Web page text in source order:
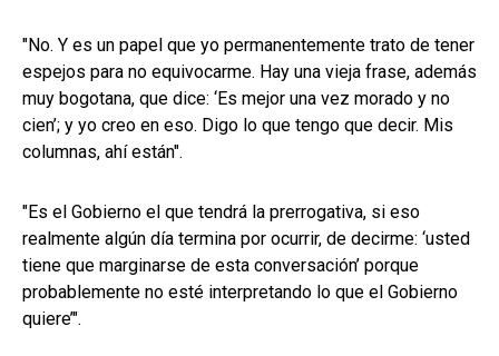
"No. Y es un papel que yo permanentemente trato de tener
espejos para no equivocarme. Hay una vieja frase, además
muy bogotana, que dice: ‘Es mejor una vez morado y no
cien’; y yo creo en eso. Digo lo que tengo que decir. Mis
columnas, ahí están".
"Es el Gobierno el que tendrá la prerrogativa, si eso
realmente algún día termina por ocurrir, de decirme: ‘usted
tiene que marginarse de esta conversación’ porque
probablemente no esté interpretando lo que el Gobierno
quiere’".